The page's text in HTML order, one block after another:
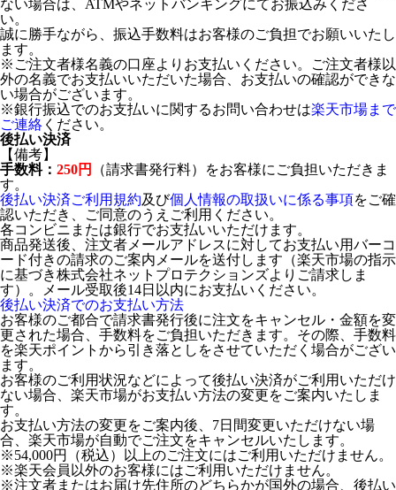
ない場合は、ATMやネットバンキングにてお振込みくださ
い。
誠に勝手ながら、振込手数料はお客様のご負担でお願いいたし
ます。
※ご注文者様名義の口座よりお支払いください。ご注文者様以
外の名義でお支払いいただいた場合、お支払いの確認ができな
い場合がございます。
※銀行振込でのお支払いに関するお問い合わせは楽天市場まで
ご連絡 ください。
後払い決済
【備考】
手数料： 250円
（請求書発行料）をお客様にご負担いただきま
す。
後払い決済ご利用規約及び個人情報の取扱いに係る事項をご確
認いただき、ご同意のうえご利用ください。
各コンビニまたは銀行でお支払いいただけます。
商品発送後、注文者メールアドレスに対してお支払い用バーコ
ード付きの請求のご案内メールを送付します（楽天市場の指示
に基づき株式会社ネットプロテクションズよりご請求しま
す）。メール受取後14日以内にお支払いください。
後払い決済でのお支払い方法
お客様のご都合で請求書発行後に注文をキャンセル・金額を変
更された場合、手数料をご負担いただきます。その際、手数料
を楽天ポイントから引き落としをさせていただく場合がござい
ます。
お客様のご利用状況などによって後払い決済がご利用いただけ
ない場合、楽天市場がお支払い方法の変更をご案内いたしま
す。
お支払い方法の変更をご案内後、7日間変更いただけない場
合、楽天市場が自動でご注文をキャンセルいたします。
※54,000円（税込）以上のご注文にはご利用いただけません。
※楽天会員以外のお客様にはご利用いただけません。
※注文者またはお届け先住所のどちらかが国外の場合、後払い